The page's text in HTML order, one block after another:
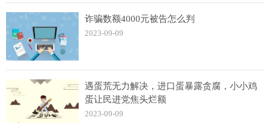
诈骗数额4000元被告怎么判
2023-09-09
遇蛋荒无力解决，进口蛋暴露贪腐，小小鸡
蛋让民进党焦头烂额
2023-09-09